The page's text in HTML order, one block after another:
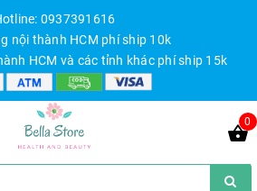
0937391616
nội thành HCM phí ship 10k
HCM và các tỉnh khác phí ship 15k
0